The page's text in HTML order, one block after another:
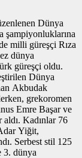
Dünya
şampiyonluklarına
milli güreşçi Rıza
dünya
güreşçi oldu.
Dünya
Akbudak
grekoromen
Emre Başar ve
Kadınlar 76
Yiğit,
Serbest stil 125
3. dünya